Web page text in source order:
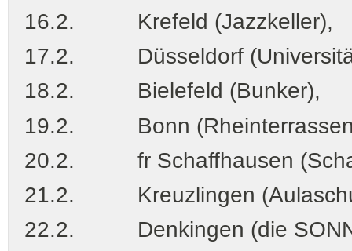
16.2. Krefeld (Jazzkeller),
17.2. Düsseldorf
18.2. Bielefeld (Bunker),
19.2. Bonn
20.2. fr Schaffhausen
21.2. Kreuzlingen
22.2. Denkingen (die